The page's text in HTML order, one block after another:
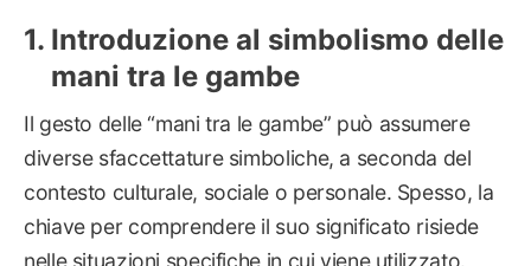
Introduzione al simbolismo delle
mani tra le gambe
Il gesto delle “mani tra le gambe” può assumere
diverse sfaccettature simboliche, a seconda del
contesto culturale, sociale o personale. Spesso, la
chiave per comprendere il suo significato risiede